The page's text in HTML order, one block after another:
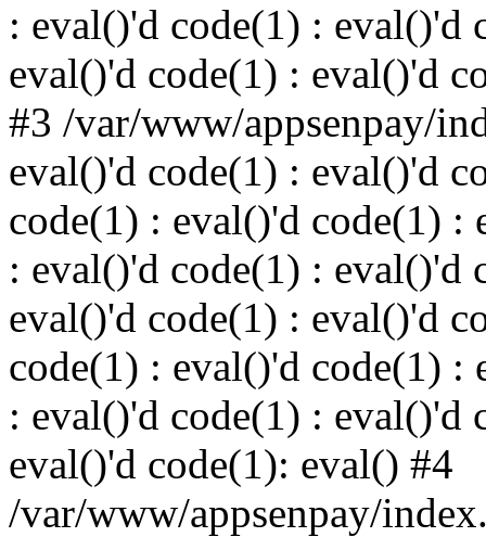
: eval()'d code(1) : eval()'d
eval()'d code(1) : eval()'d
#3 /var/www/appsenpay/
eval()'d code(1) : eval()'d
code(1) : eval()'d code(1) :
: eval()'d code(1) : eval()'d
eval()'d code(1) : eval()'d
code(1) : eval()'d code(1) :
: eval()'d code(1) : eval()'d
eval()'d code(1): eval() #4
/var/www/appsenpay/